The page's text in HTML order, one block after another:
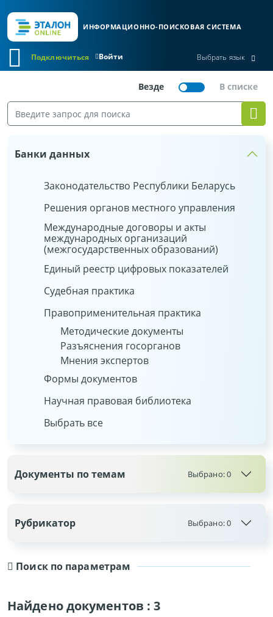
ИНФОРМАЦИОННО-ПОИСКОВАЯ СИСТЕМА
Войти
Подключиться Выбрать язык
Поиск по параметрам
Найдено документов :3
Банки данных
Законодательство Республики Беларусь
Решения органов местного управления
Международные договоры и акты
международных организаций
(межгосударственных образований)
Единый реестр цифровых показателей
Судебная практика
Правоприменительная практика
Методические документы
Разъяснения госорганов
Мнения экспертов
Формы документов
Научная правовая библиотека
Выбрать все
Документы по темам Выбрано:0
Рубрикатор Выбрано:0